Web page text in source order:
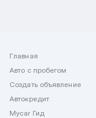
Главная
Авто с пробегом
Создать объявление
Автокредит
Mycar Гид